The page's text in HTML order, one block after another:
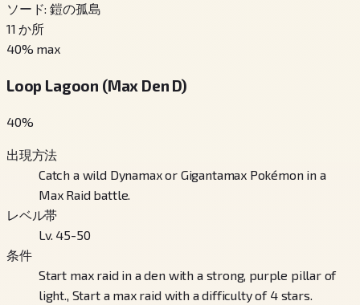
ソード: 鎧の孤島
11 か所
40% max
Loop Lagoon (Max Den D)
40%
出現方法
Catch a wild Dynamax or Gigantamax Pokémon in a
Max Raid battle.
レベル帯
Lv. 45-50
条件
Start max raid in a den with a strong, purple pillar of
light., Start a max raid with a difficulty of 4 stars.